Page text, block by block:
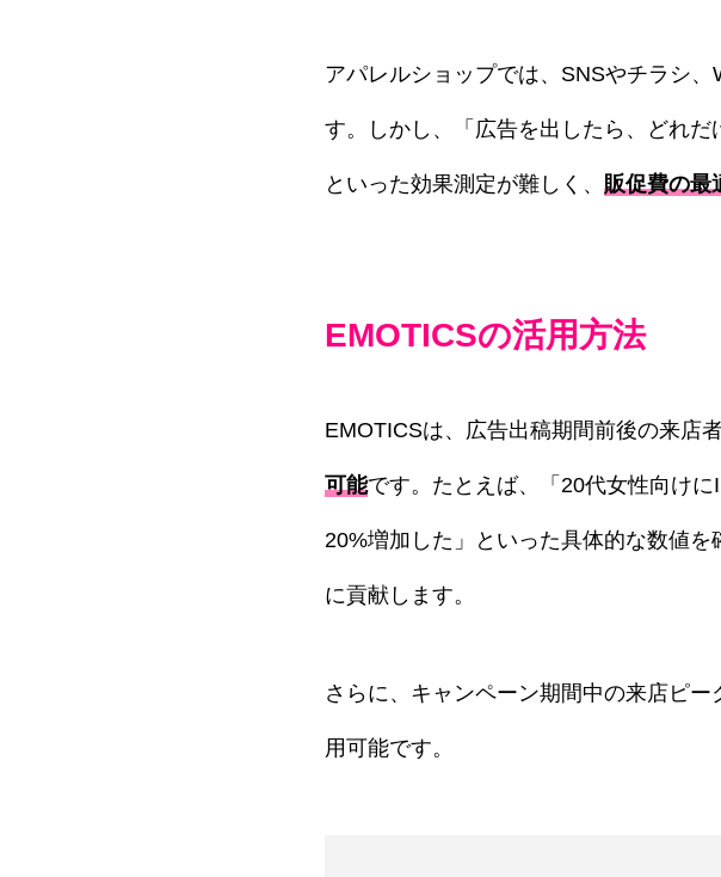
アパレルショップでは、SNSやチラシ
す。しかし、「広告を出したら、どれだ
といった効果測定が難しく、 販促費の最
EMOTICSの活用方法
EMOTICSは、広告出稿期間前後の来店
可能です。たとえば、「20代女性向け
20%増加した」といった具体的な数値
に貢献します。
さらに、キャンペーン期間中の来店ピ
用可能です。